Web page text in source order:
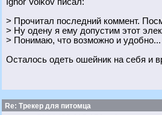
> Прочитал последний коммент.
> Ну одену я ему допустим этот
> Понимаю, что возможно и удобно...
Осталось одеть ошейник на себя и
Re: Трекер для питомца